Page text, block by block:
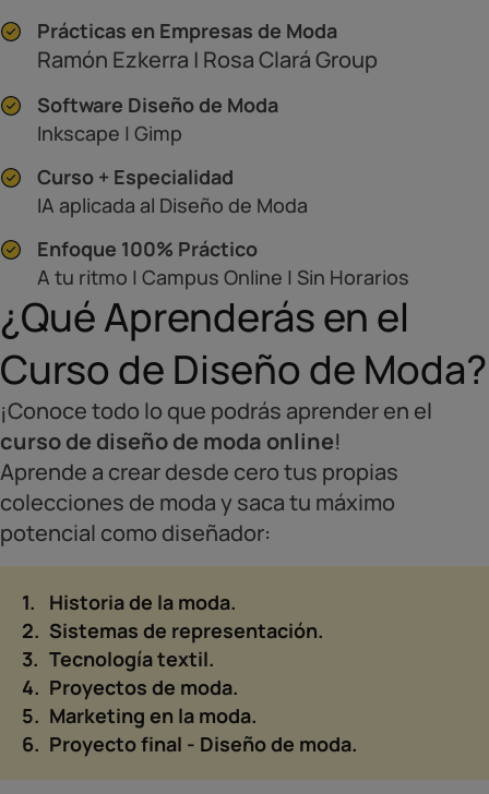
Prácticas en Empresas de Moda
Ramón Ezkerra | Rosa Clará Group
Software Diseño de Moda
Inkscape | Gimp
Curso + Especialidad
IA aplicada al Diseño de Moda
Enfoque 100% Práctico
A tu ritmo | Campus Online | Sin Horarios
¿Qué Aprenderás en el
Curso de Diseño de Moda?
¡Conoce todo lo que podrás aprender en el
curso de diseño de moda online!
Aprende a crear desde cero tus propias
colecciones de moda y saca tu máximo
potencial como diseñador:
Historia de la moda.
Sistemas de representación.
Tecnología textil.
Proyectos de moda.
Marketing en la moda.
Proyecto final - Diseño de moda.